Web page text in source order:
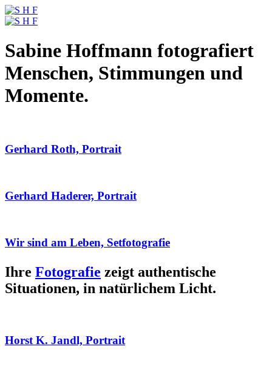
Sabine Hoffmann fotografiert
Menschen, Stimmungen und
Momente.
Gerhard Roth, Portrait
Gerhard Haderer, Portrait
Wir sind am Leben, Setfotografie
Ihre Fotografie zeigt authentische
Situationen, in natürlichem Licht.
Horst K. Jandl, Portrait